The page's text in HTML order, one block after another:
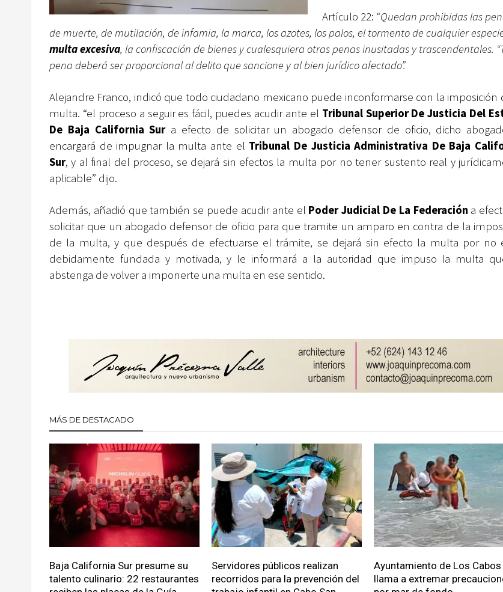
Artículo 22: “Quedan prohibidas las
de muerte, de mutilación, de infamia, la marca, los azotes, los palos, el tormento de cualquier
multa excesiva, la confiscación de bienes y cualesquiera otras penas inusitadas y trascendentales.
pena deberá ser proporcional al delito que sancione y al bien jurídico afectado”.
Alejandre Franco, indicó que todo ciudadano mexicano puede inconformarse con la imposición
multa. “el proceso a seguir es fácil, puedes acudir ante el Tribunal Superior De Justicia Del
De Baja California Sura efecto de solicitar un abogado defensor de oficio, dicho
encargará de impugnar la multa ante el Tribunal De Justicia Administrativa De Baja
Sur, y al final del proceso, se dejará sin efectos la multa por no tener sustento real y
aplicable” dijo.
Además, añadió que también se puede acudir ante el Poder Judicial De La Federación a
solicitar que un abogado defensor de oficio para que tramite un amparo en contra de la
de la multa, y que después de efectuarse el trámite, se dejará sin efecto la multa por no
debidamente fundada y motivada, y le informará a la autoridad que impuso la multa
abstenga de volver a imponerte una multa en ese sentido.
MÁS DE DESTACADO
Baja California Sur presume su
talento culinario: 22 restaurantes
Servidores públicos realizan
recorridos para la prevención del
Ayuntamiento de Los Cabos
llama a extremar